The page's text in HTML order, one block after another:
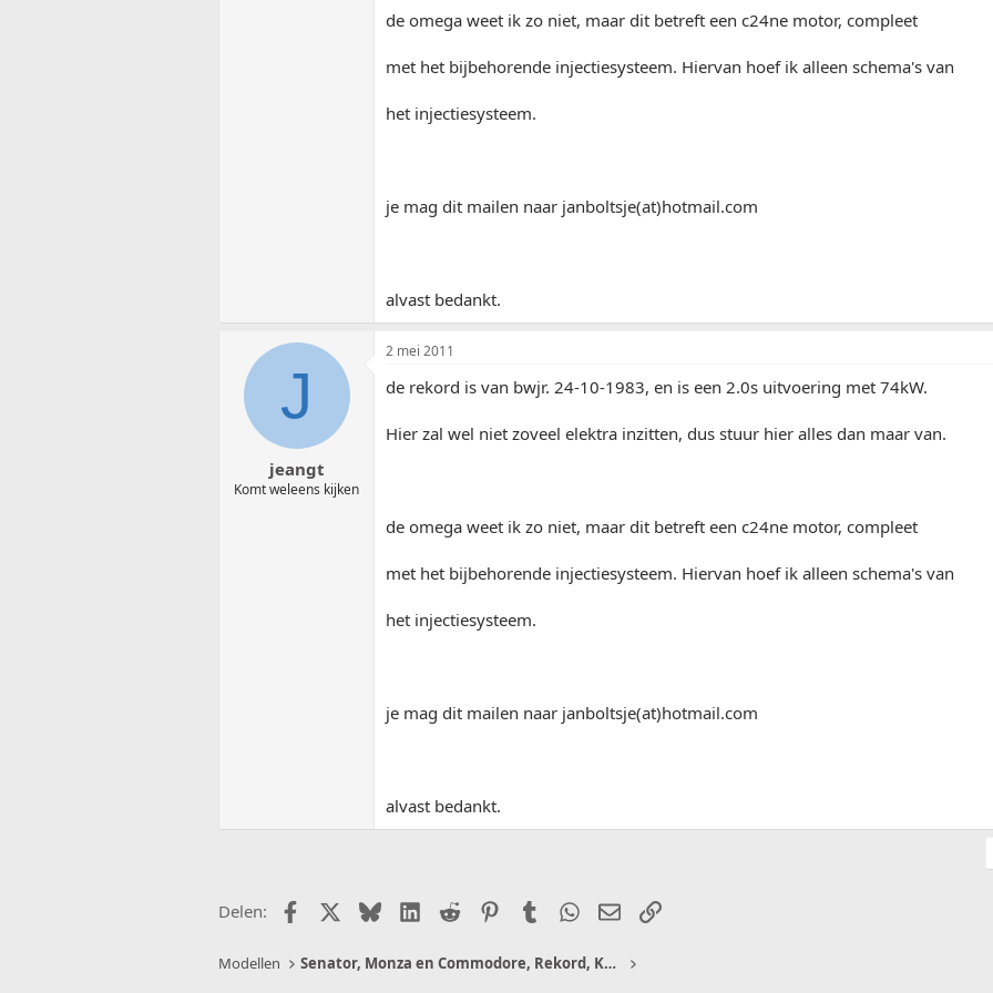
de omega weet ik zo niet, maar dit betreft een c24ne motor, compleet
met het bijbehorende injectiesysteem. Hiervan hoef ik alleen schema's van
het injectiesysteem.
je mag dit mailen naar janboltsje(at)hotmail.com
alvast bedankt.
J
jeangt
Komt weleens kijken
2 mei 2011
de rekord is van bwjr. 24-10-1983, en is een 2.0s uitvoering met 74kW.
Hier zal wel niet zoveel elektra inzitten, dus stuur hier alles dan maar van.
de omega weet ik zo niet, maar dit betreft een c24ne motor, compleet
met het bijbehorende injectiesysteem. Hiervan hoef ik alleen schema's van
het injectiesysteem.
je mag dit mailen naar janboltsje(at)hotmail.com
alvast bedankt.
Delen: FacebookX (Twitter)
BlueskyLinkedIn
Reddit PinterestTumblr WhatsApp
E-mailLink
Modellen Senator, Monza en Commodore, Rekord, KAD